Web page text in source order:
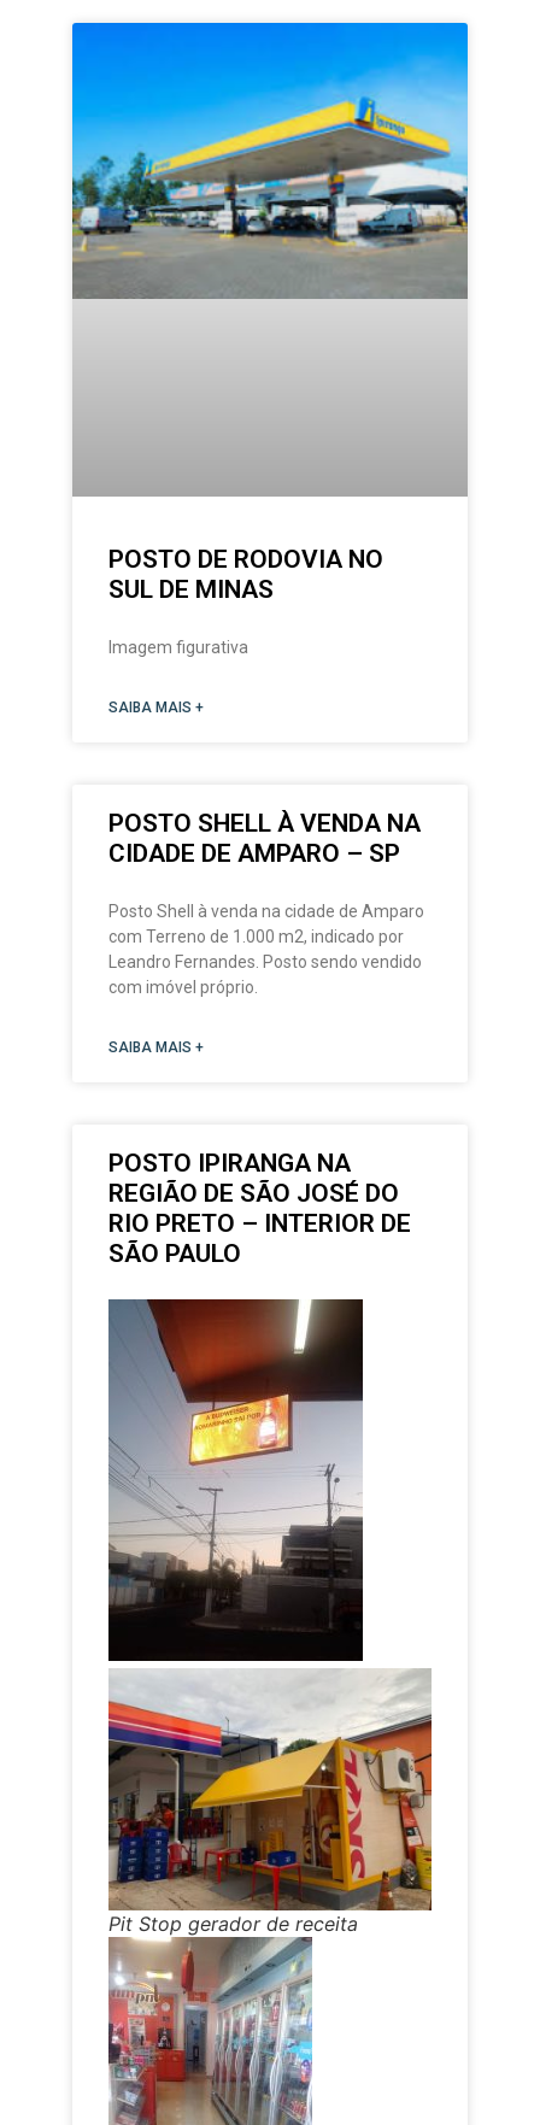
POSTO DE RODOVIA NO
SUL DE MINAS
Imagem figurativa
SAIBA MAIS +
POSTO SHELL À VENDA NA
CIDADE DE AMPARO – SP
Posto Shell à venda na cidade de Amparo
com Terreno de 1.000 m2, indicado por
Leandro Fernandes. Posto sendo vendido
com imóvel próprio.
SAIBA MAIS +
POSTO IPIRANGA NA
REGIÃO DE SÃO JOSÉ DO
RIO PRETO – INTERIOR DE
SÃO PAULO
Pit Stop gerador de receita